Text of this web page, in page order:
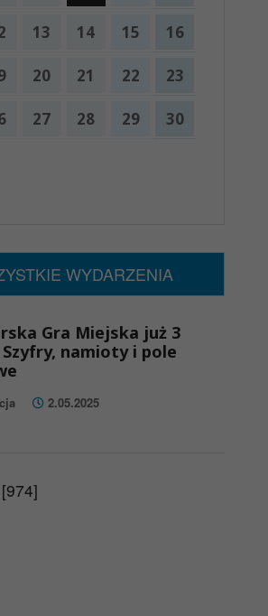
13 14 15 16
20 21 22 23
27 28 29 30
WYDARZENIA
Gra Miejska już 3
namioty i pole
2.05.2025